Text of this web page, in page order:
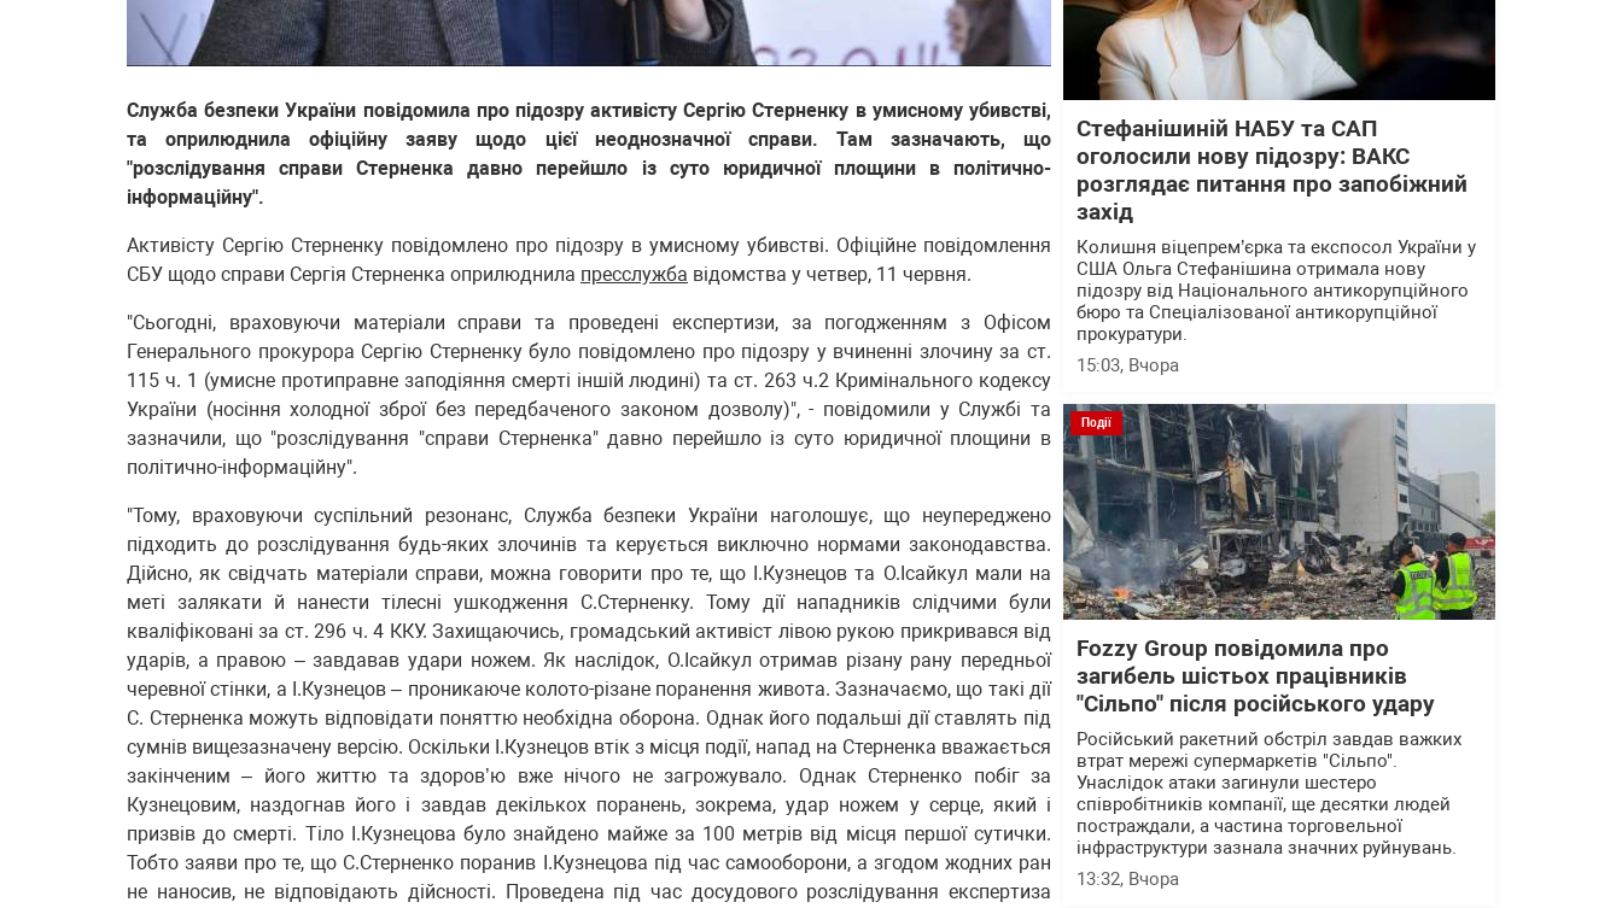
Служба безпеки України повідомила про підозру активісту Сергію Стерненку в умисному убивстві,
та оприлюднила офіційну заяву щодо цієї неоднозначної справи. Там зазначають, що
"розслідування справи Стерненка давно перейшло із суто юридичної площини в політично-
інформаційну".
Активісту Сергію Стерненку повідомлено про підозру в умисному убивстві. Офіційне повідомлення
СБУ щодо справи Сергія Стерненка оприлюднила пресслужба відомства у четвер, 11 червня.
"Сьогодні, враховуючи матеріали справи та проведені експертизи, за погодженням з Офісом
Генерального прокурора Сергію Стерненку було повідомлено про підозру у вчиненні злочину за ст.
115 ч. 1 (умисне протиправне заподіяння смерті іншій людині) та ст. 263 ч.2 Кримінального кодексу
України (носіння холодної зброї без передбаченого законом дозволу)", - повідомили у Службі та
зазначили, що "розслідування "справи Стерненка" давно перейшло із суто юридичної площини в
політично-інформаційну".
"Тому, враховуючи суспільний резонанс, Служба безпеки України наголошує, що неупереджено
підходить до розслідування будь-яких злочинів та керується виключно нормами законодавства.
Дійсно, як свідчать матеріали справи, можна говорити про те, що І.Кузнецов та О.Ісайкул мали на
меті залякати й нанести тілесні ушкодження С.Стерненку. Тому дії нападників слідчими були
кваліфіковані за ст. 296 ч. 4 ККУ. Захищаючись, громадський активіст лівою рукою прикривався від
ударів, а правою – завдавав удари ножем. Як наслідок, О.Ісайкул отримав різану рану передньої
черевної стінки, а І.Кузнецов – проникаюче колото-різане поранення живота. Зазначаємо, що такі дії
С. Стерненка можуть відповідати поняттю необхідна оборона. Однак його подальші дії ставлять під
сумнів вищезазначену версію. Оскільки І.Кузнецов втік з місця події, напад на Стерненка вважається
закінченим – його життю та здоров’ю вже нічого не загрожувало. Однак Стерненко побіг за
Кузнецовим, наздогнав його і завдав декількох поранень, зокрема, удар ножем у серце, який і
призвів до смерті. Тіло І.Кузнецова було знайдено майже за 100 метрів від місця першої сутички.
Тобто заяви про те, що С.Стерненко поранив І.Кузнецова під час самооборони, а згодом жодних ран
не наносив, не відповідають дійсності. Проведена під час досудового розслідування експертиза
Стефанішиній НАБУ та САП
оголосили нову підозру: ВАКС
розглядає питання про запобіжний
захід
Колишня віцепрем’єрка та експосол України у
США Ольга Стефанішина отримала нову
підозру від Національного антикорупційного
бюро та Спеціалізованої антикорупційної
прокуратури.
15:03, Вчора
Події
Fozzy Group повідомила про
загибель шістьох працівників
"Сільпо" після російського удару
Російський ракетний обстріл завдав важких
втрат мережі супермаркетів "Сільпо".
Унаслідок атаки загинули шестеро
співробітників компанії, ще десятки людей
постраждали, а частина торговельної
інфраструктури зазнала значних руйнувань.
13:32, Вчора